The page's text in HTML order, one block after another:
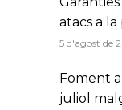
atacs a
5 d'agost de
Foment
juliol